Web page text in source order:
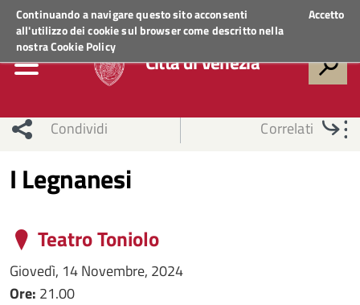
Continuando a navigare questo sito acconsenti
all'utilizzo dei cookie sul browser come descritto nella
nostraCookie Policy
Accetto
Regione VenetoACCEDI AI SERVIZI
Città di Venezia
Condividi Correlati
I Legnanesi
Teatro Toniolo
Giovedì, 14 Novembre, 2024
Ore: 21.00